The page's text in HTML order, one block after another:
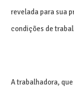
revelada para sua
condições de
A trabalhadora,